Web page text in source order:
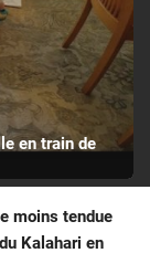
en train de
moins tendue
Kalahari en